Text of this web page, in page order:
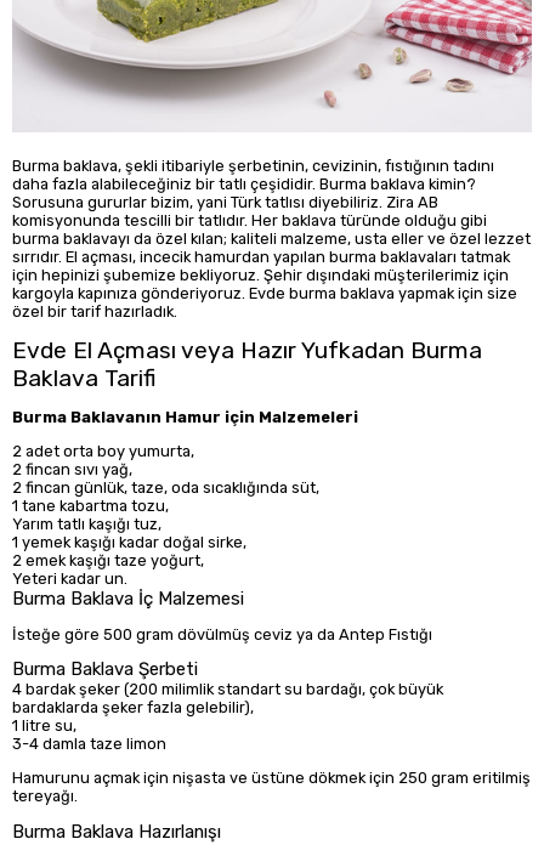
Burma baklava, şekli itibariyle şerbetinin, cevizinin, fıstığının tadını
daha fazla alabileceğiniz bir tatlı çeşididir. Burma baklava kimin?
Sorusuna gururlar bizim, yani Türk tatlısı diyebiliriz. Zira AB
komisyonunda tescilli bir tatlıdır. Her baklava türünde olduğu gibi
burma baklavayı da özel kılan; kaliteli malzeme, usta eller ve özel lezzet
sırrıdır. El açması, incecik hamurdan yapılan burma baklavaları tatmak
için hepinizi şubemize bekliyoruz. Şehir dışındaki müşterilerimiz için
kargoyla kapınıza gönderiyoruz. Evde burma baklava yapmak için size
özel bir tarif hazırladık.
Evde El Açması veya Hazır Yufkadan Burma
Baklava Tarifi
Burma Baklavanın Hamur için Malzemeleri
2 adet orta boy yumurta,
2 fincan sıvı yağ,
2 fincan günlük, taze, oda sıcaklığında süt,
1 tane kabartma tozu,
Yarım tatlı kaşığı tuz,
1 yemek kaşığı kadar doğal sirke,
2 emek kaşığı taze yoğurt,
Yeteri kadar un.
Burma Baklava İç Malzemesi
İsteğe göre 500 gram dövülmüş ceviz ya da Antep Fıstığı
Burma Baklava Şerbeti
4 bardak şeker (200 milimlik standart su bardağı, çok büyük
bardaklarda şeker fazla gelebilir),
1 litre su,
3-4 damla taze limon
Hamurunu açmak için nişasta ve üstüne dökmek için 250 gram eritilmiş
tereyağı.
Burma Baklava Hazırlanışı